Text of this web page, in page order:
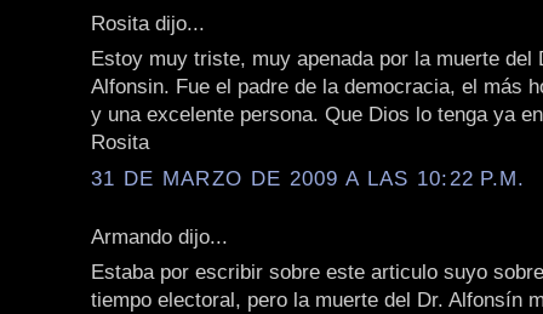
Rosita dijo...
Estoy muy triste, muy apenada por la muerte del
Alfonsin. Fue el padre de la democracia, el más
y una excelente persona. Que Dios lo tenga ya
Rosita
31 DE MARZO DE 2009 A LAS 10:22 P.M.
Armando dijo...
Estaba por escribir sobre este articulo suyo
tiempo electoral, pero la muerte del Dr. Alfonsín